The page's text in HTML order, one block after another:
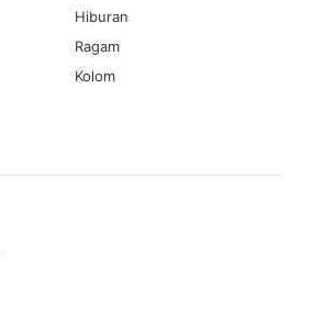
Hiburan
Ragam
Kolom